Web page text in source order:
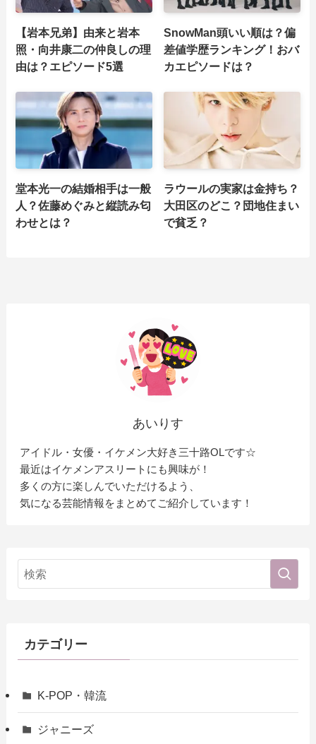
【岩本兄弟】由来と岩本
照・向井康二の仲良しの理
由は？エピソード5選
SnowMan頭いい順は？偏
差値学歴ランキング！おバ
カエピソードは？
堂本光一の結婚相手は一般
人？佐藤めぐみと縦読み匂
わせとは？
ラウールの実家は金持ち？
大田区のどこ？団地住まい
で貧乏？
あいりす
アイドル・女優・イケメン大好き三十路OLです☆
最近はイケメンアスリートにも興味が！
多くの方に楽しんでいただけるよう、
気になる芸能情報をまとめてご紹介しています！
カテゴリー
K-POP・韓流
ジャニーズ